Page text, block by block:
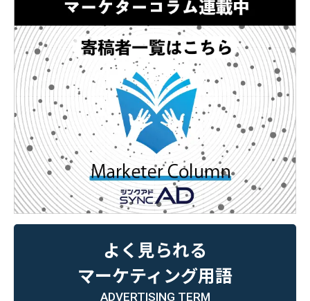
よく見られる
マーケティング用語
ADVERTISING TERM